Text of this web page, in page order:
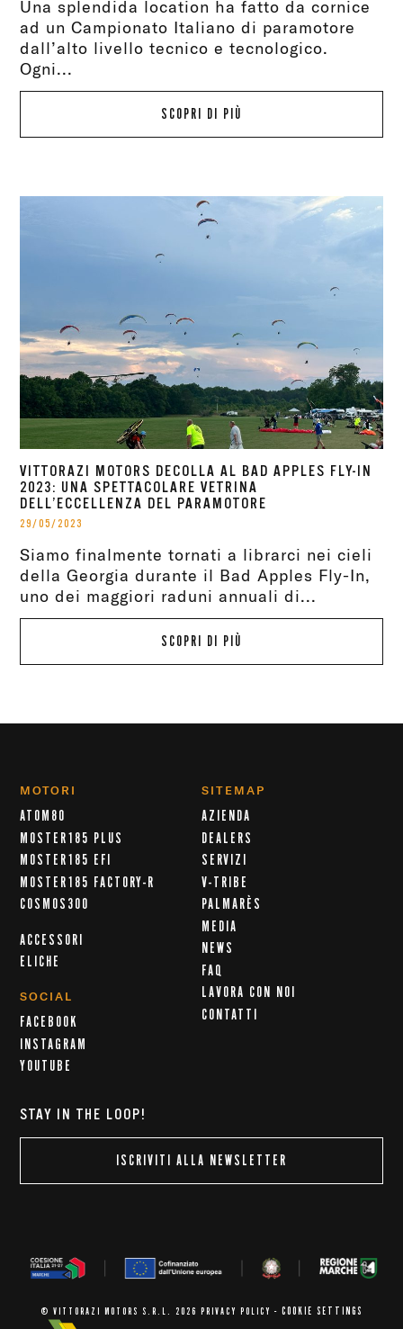
Una splendida location ha fatto da cornice
ad un Campionato Italiano di paramotore
dall’alto livello tecnico e tecnologico.
Ogni...
SCOPRI DI PIÙ
VITTORAZI MOTORS DECOLLA AL BAD APPLES FLY-IN
2023: UNA SPETTACOLARE VETRINA
DELL’ECCELLENZA DEL PARAMOTORE
29/05/2023
Siamo finalmente tornati a librarci nei cieli
della Georgia durante il Bad Apples Fly-In,
uno dei maggiori raduni annuali di...
SCOPRI DI PIÙ
MOTORI
ATOM80
MOSTER185 PLUS
MOSTER185 EFI
MOSTER185 FACTORY-R
COSMOS300
ACCESSORI
ELICHE
SOCIAL
FACEBOOK
INSTAGRAM
YOUTUBE
SITEMAP
AZIENDA
DEALERS
SERVIZI
V-TRIBE
PALMARÈS
MEDIA
NEWS
FAQ
LAVORA CON NOI
CONTATTI
STAY IN THE LOOP!
ISCRIVITI ALLA NEWSLETTER
© VITTORAZI MOTORS S.R.L. 2026 PRIVACY POLICY - COOKIE SETTINGS